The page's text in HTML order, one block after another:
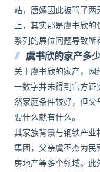
站，唐嫣因此被骂了两
上，其实那是虞书欣
系列的展位问题导致所
虞书欣的家产多
关于虞书欣的家产，
一数字并未得到官方证
然家庭条件较好，但父
要什么就有什么。
其家族背景与钢铁产业
集团，父亲虞丕杰为民
房地产等多个领域。